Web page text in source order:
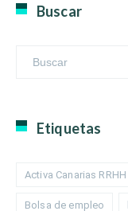
Buscar
Etiquetas
Activa Canarias RRHH
Bolsa de empleo